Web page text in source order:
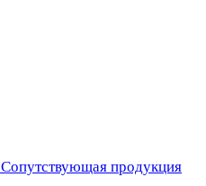
Сопутствующая продукция